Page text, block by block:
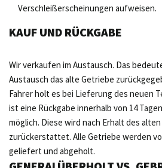
Verschleißerscheinungen aufweisen.
KAUF UND RÜCKGABE
Wir verkaufen im Austausch. Das
Austausch das alte Getriebe
Fahrer holt es bei Lieferung des neuen
ist eine Rückgabe innerhalb von 14
möglich. Diese wird nach Erhalt des
zurückerstattet. Alle Getriebe werden
geliefert und abgeholt.